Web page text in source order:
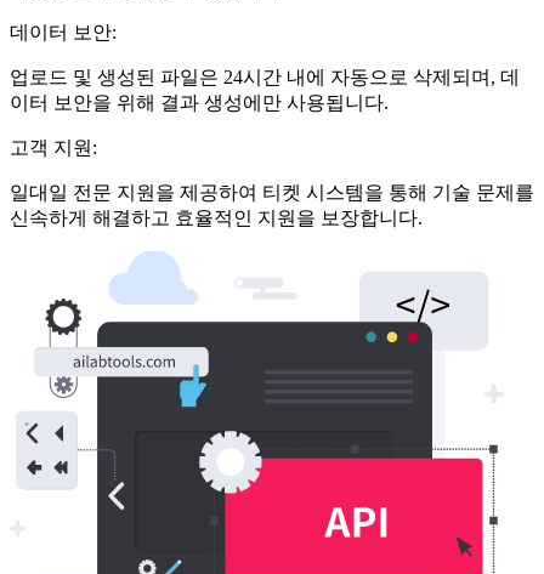
데이터 보안:
업로드 및 생성된 파일은 24시간 내에 자동으로 삭제되며, 데
이터 보안을 위해 결과 생성에만 사용됩니다.
고객 지원:
일대일 전문 지원을 제공하여 티켓 시스템을 통해 기술 문제를
신속하게 해결하고 효율적인 지원을 보장합니다.